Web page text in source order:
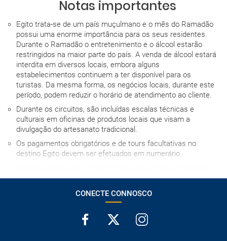
Notas importantes
Egito trata-se de um país muçulmano e o mês do Ramadão
possui uma enorme importância para os seus residentes.
Durante o Ramadão o entretenimento e o álcool estarão
restringidos na maior parte do país. A venda de álcool estará
interdita em diversos locais, embora alguns
estabelecimentos continuem a ter disponível para os
turistas. Da mesma forma, os negócios locais, durante este
período, podem reduzir o horário de atendimento ao cliente.
Durante os circuitos, são incluídas escalas técnicas e
culturais em oficinas de produtos locais que visam a
divulgação do artesanato tradicional.
Os pagamentos obrigatórios e de tours facultativas no
destino Egito devem ser efetuados em numerário.
duas camas individuais ou uma de casal, nos quais se
inconvenientes que isso implica, por essa razão,
A hora de entrada no hotel no dia da chegada depende de
CONECTE CONNOSCO